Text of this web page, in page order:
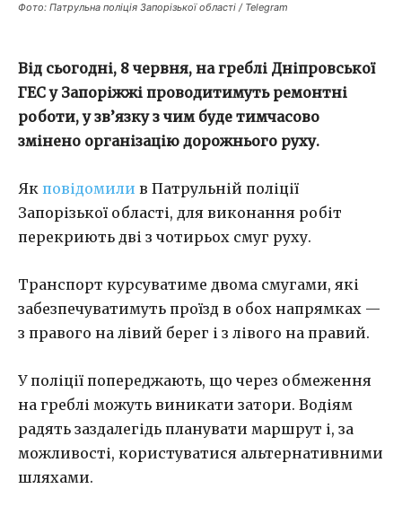
Фото: Патрульна поліція Запорізької області / Telegram
Від сьогодні, 8 червня, на греблі Дніпровської
ГЕС у Запоріжжі проводитимуть ремонтні
роботи, у зв’язку з чим буде тимчасово
змінено організацію дорожнього руху.
Як повідомили в Патрульній поліції
Запорізької області, для виконання робіт
перекриють дві з чотирьох смуг руху.
Транспорт курсуватиме двома смугами, які
забезпечуватимуть проїзд в обох напрямках —
з правого на лівий берег і з лівого на правий.
У поліції попереджають, що через обмеження
на греблі можуть виникати затори. Водіям
радять заздалегідь планувати маршрут і, за
можливості, користуватися альтернативними
шляхами.